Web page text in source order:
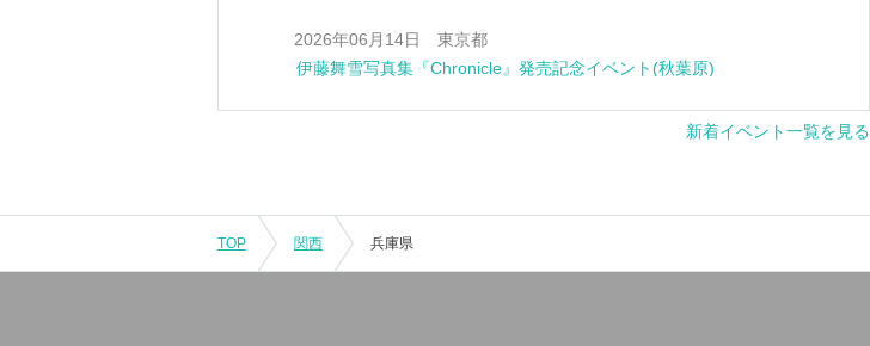
2026年06月14日 東京都
伊藤舞雪写真集『Chronicle』発売記念イベント(秋葉原)
新着イベント一覧を見る
TOP 関西 兵庫県